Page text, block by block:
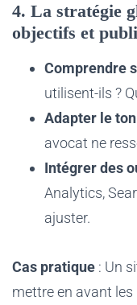
4. La stratégie
objectifs et
Comprendre
utilisent-ils ?
Adapter le
avocat ne
Intégrer des
Analytics,
ajuster.
Cas pratique : Un
mettre en avant